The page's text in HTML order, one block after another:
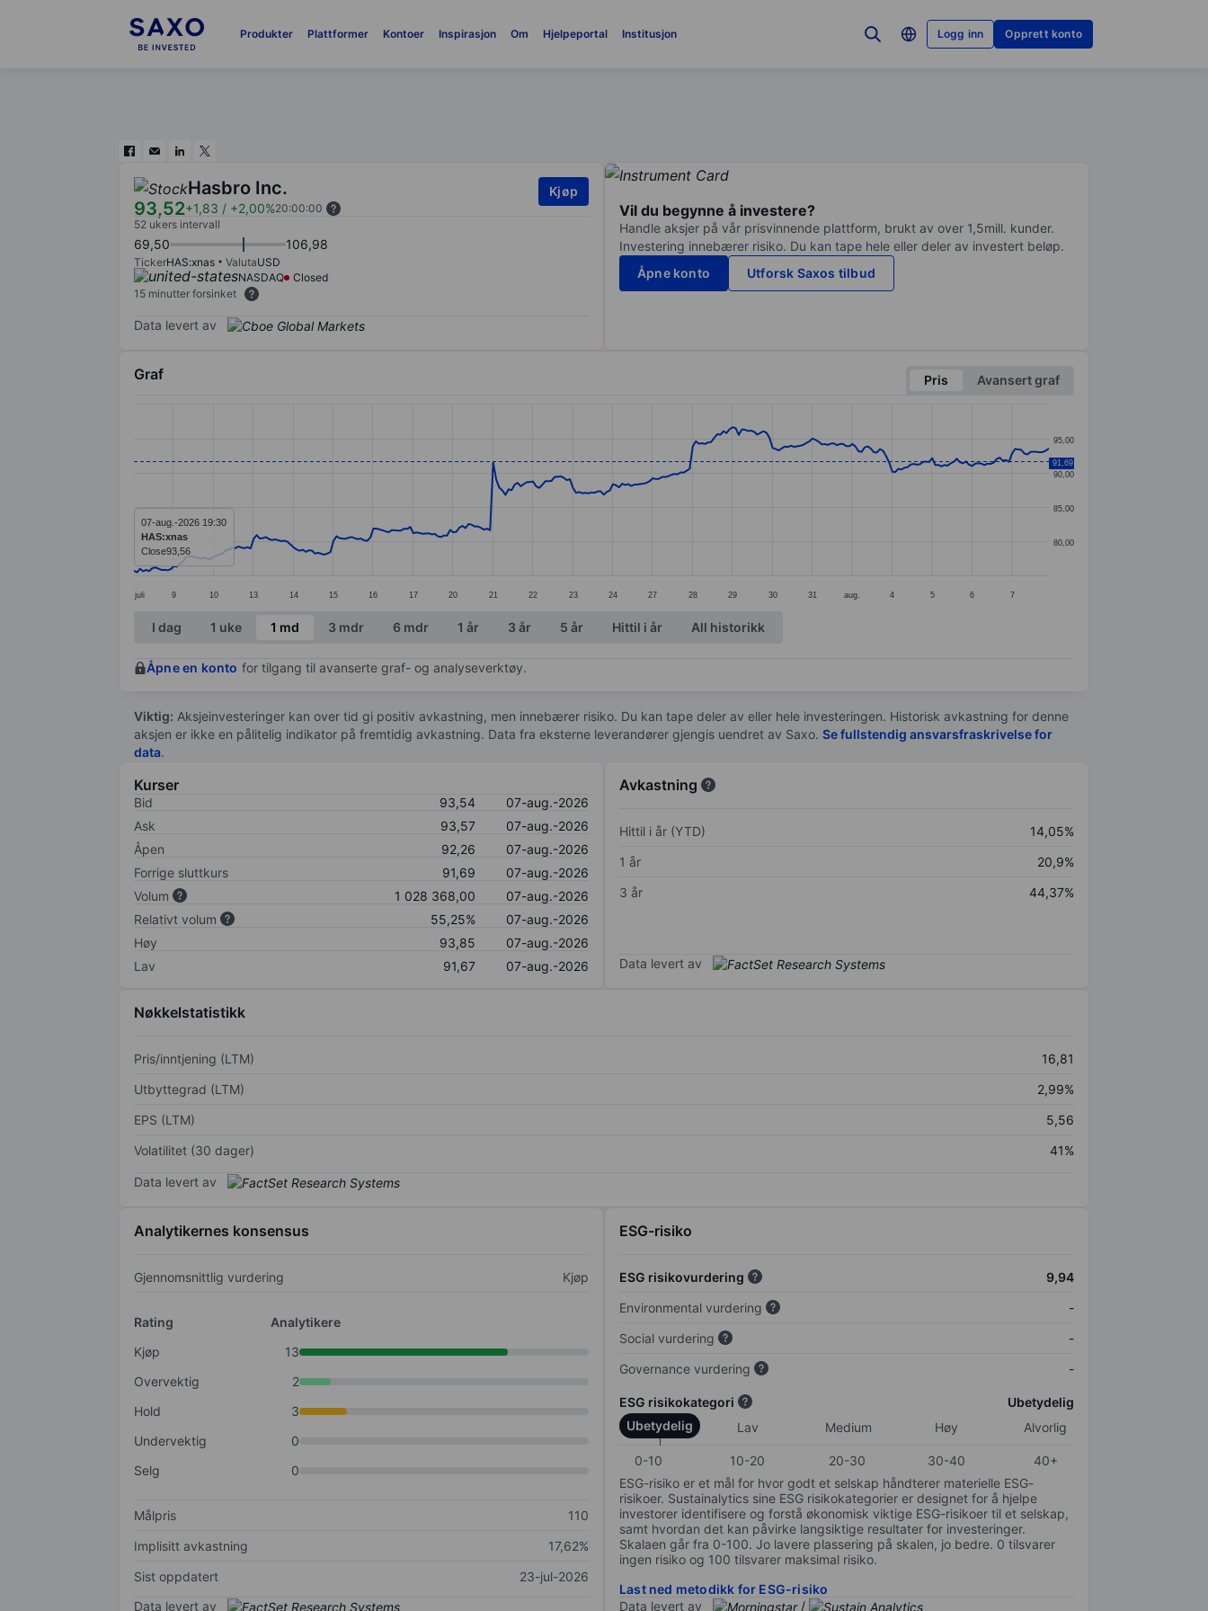
Produkter Plattformer Kontoer Inspirasjon Om Hjelpeportal Institusjon Logg inn Opprett konto
Hasbro Inc.
93,52+1,83 / +2,00%20:00:00
Kjøp
52 ukers intervall
69,50 106,98
TickerHAS:xnas ValutaUSD
NASDAQ
Closed
15 minutter forsinket
Data levert av
Vil du begynne å investere?
Handle aksjer på vår prisvinnende plattform, brukt av over 1,5mill. kunder.
Investering innebærer risiko. Du kan tape hele eller deler av investert beløp.
Åpne konto
Utforsk Saxos tilbud
Graf Pris
Avansert graf
The chart has 1 Y axis displaying values. Data ranges from 75.44 to 96.69.
juli 9 10 13 14 15 16 17 20 21 22 23 24 27 28 29 30 31 aug. 4 5 6 7
80,00
85,00
90,00
95,00
91,69
07-aug.-2026 19:30
HAS:xnas
Close93,56
End of interactive chart.
I dag 1 uke 1 md 3 mdr 6 mdr 1 år 3 år 5 år Hittil i år All historikk
Åpne en konto for tilgang til avanserte graf- og analyseverktøy.
Viktig: Aksjeinvesteringer kan over tid gi positiv avkastning, men innebærer risiko. Du kan tape deler av eller hele investeringen. Historisk avkastning for denne
aksjen er ikke en pålitelig indikator på fremtidig avkastning. Data fra eksterne leverandører gjengis uendret av Saxo. Se fullstendig ansvarsfraskrivelse for
data.
Kurser
Bid 93,54
07-aug.-2026
Ask
93,57
07-aug.-2026
Åpen
92,26
07-aug.-2026
Forrige sluttkurs
91,69
07-aug.-2026
Volum
1 028 368,00
07-aug.-2026
Relativt volum
55,25%
07-aug.-2026
Høy
93,85
07-aug.-2026
Lav
91,67 07-aug.-2026
Avkastning
Hittil i år (YTD)
14,05%
1 år
20,9%
3 år
44,37%
Data levert av
Nøkkelstatistikk
Pris/inntjening (LTM)
16,81
Utbyttegrad (LTM)
2,99%
EPS (LTM)
5,56
Volatilitet (30 dager)
41%
Data levert av
Analytikernes konsensus
Gjennomsnittlig vurdering Kjøp
Rating
Analytikere
Kjøp
13
Overvektig
2
Hold
3
Undervektig
0
Selg
0
Målpris
110
Implisitt avkastning
17,62%
Sist oppdatert
23-jul-2026
Data levert av
ESG-risiko
ESG risikovurdering
9,94
Environmental vurdering
-
Social vurdering
-
Governance vurdering
-
ESG risikokategori
Ubetydelig
Ubetydelig
Lav Medium Høy Alvorlig
0-10 10-20 20-30 30-40
40+
ESG-risiko er et mål for hvor godt et selskap håndterer materielle ESG-
risikoer. Sustainalytics sine ESG risikokategorier er designet for å hjelpe
investorer identifisere og forstå økonomisk viktige ESG-risikoer til et selskap,
samt hvordan det kan påvirke langsiktige resultater for investeringer.
Skalaen går fra 0-100. Jo lavere plassering på skalen, jo bedre. 0 tilsvarer
ingen risiko og 100 tilsvarer maksimal risiko.
Last ned metodikk for ESG-risiko
Data levert av
/